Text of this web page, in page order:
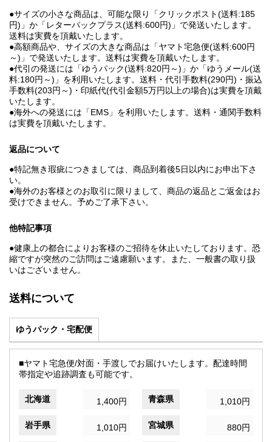
●サイズの小さな商品は、可能な限り「クリックポスト(送料:185
円)」か「レターパックプラス(送料:600円)」で発送いたします。
送料は実費を頂戴いたします。
●高額商品や、サイズの大きな商品は「ヤマト宅急便(送料:600円
～)」で発送いたします。送料は実費を頂戴いたします。
●代引の発送には「ゆうパック(送料:820円～)」か「ゆうメール(送
料:180円～)」を利用いたします。送料・代引手数料(290円)・振込
手数料(203円～)・印紙代(代引金額5万円以上の場合)は実費を頂戴
いたします。
●海外への発送には「EMS」を利用いたします。送料・通関手数料
は実費を頂戴いたします。
返品について
●特記無き瑕疵につきましては、商品到着後5日以内にお申出下さ
い。
●海外のお客様とのお取引に限りまして、商品の返品とご返金はお
受けできません。予めご了承下さい。
他特記事項
●健康上の都合によりお客様のご招待を休止いたしております。恐
縮ですが突然のご訪問はご遠慮願います。また、一般書の取り扱
いはございません。
送料について
ゆうパック・宅配便
■ヤマト宅急便/対面・手渡しでお届けいたします。配達時間
帯指定や追跡調査も可能です。
北海道 1,400円 青森県 1,010円
岩手県 1,010円 宮城県 880円